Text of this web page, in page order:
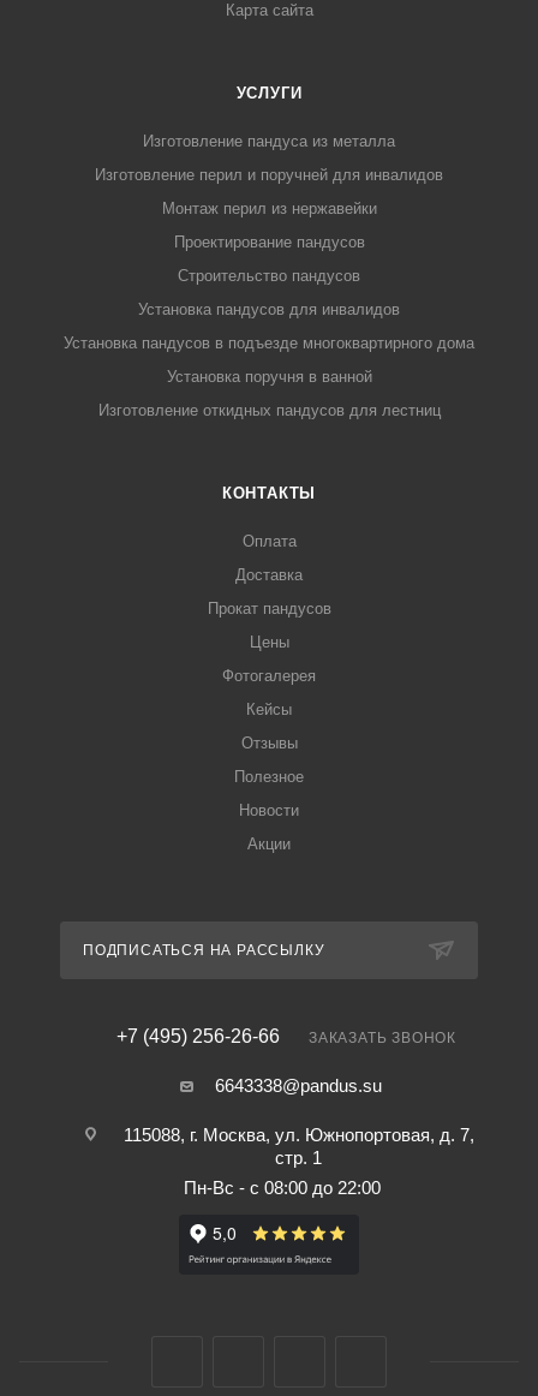
Карта сайта
УСЛУГИ
Изготовление пандуса из металла
Изготовление перил и поручней для инвалидов
Монтаж перил из нержавейки
Проектирование пандусов
Строительство пандусов
Установка пандусов для инвалидов
Установка пандусов в подъезде многоквартирного дома
Установка поручня в ванной
Изготовление откидных пандусов для лестниц
КОНТАКТЫ
Оплата
Доставка
Прокат пандусов
Цены
Фотогалерея
Кейсы
Отзывы
Полезное
Новости
Акции
ПОДПИСАТЬСЯ НА РАССЫЛКУ
+7 (495) 256-26-66 ЗАКАЗАТЬ ЗВОНОК
6643338@pandus.su
115088, г. Москва, ул. Южнопортовая, д. 7,
стр. 1
Пн-Вс - с 08:00 до 22:00